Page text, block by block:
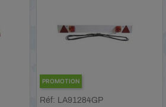
PROMOTION
Réf: LA91284GP